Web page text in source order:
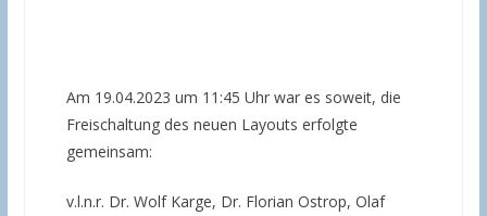
Am 19.04.2023 um 11:45 Uhr war es soweit, die
Freischaltung des neuen Layouts erfolgte
gemeinsam:
v.l.n.r. Dr. Wolf Karge, Dr. Florian Ostrop, Olaf